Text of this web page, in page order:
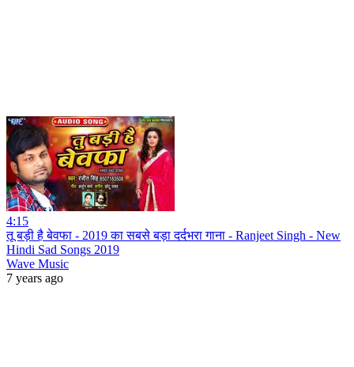
4:15
तू बड़ी है बेवफा - 2019 का सबसे बड़ा दर्दभरा गाना - Ranjeet Singh - New
Hindi Sad Songs 2019
Wave Music
7 years ago